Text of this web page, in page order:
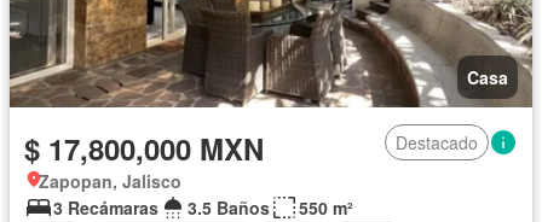
Casa
$ 17,800,000 MXN
Destacado
Zapopan, Jalisco
3 Recámaras
3.5 Baños
550 m²